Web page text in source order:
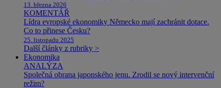
13. března 2026
KOMENTÁŘ
Lídra evropské ekonomiky Německo mají zachránit dotace.
Co to přinese Česku?
25. listopadu 2025
Další články z rubriky >
Ekonomika
ANALÝZA
Společná obrana japonského jenu. Zrodil se nový intervenční
režim?